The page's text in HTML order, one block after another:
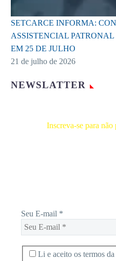
SETCARCE INFORMA:
ASSISTENCIAL
EM 25 DE JULHO
21 de julho de 2026
NEWSLATTER
Inscreva-se para
Seu E-mail *
Li e aceito os termos da